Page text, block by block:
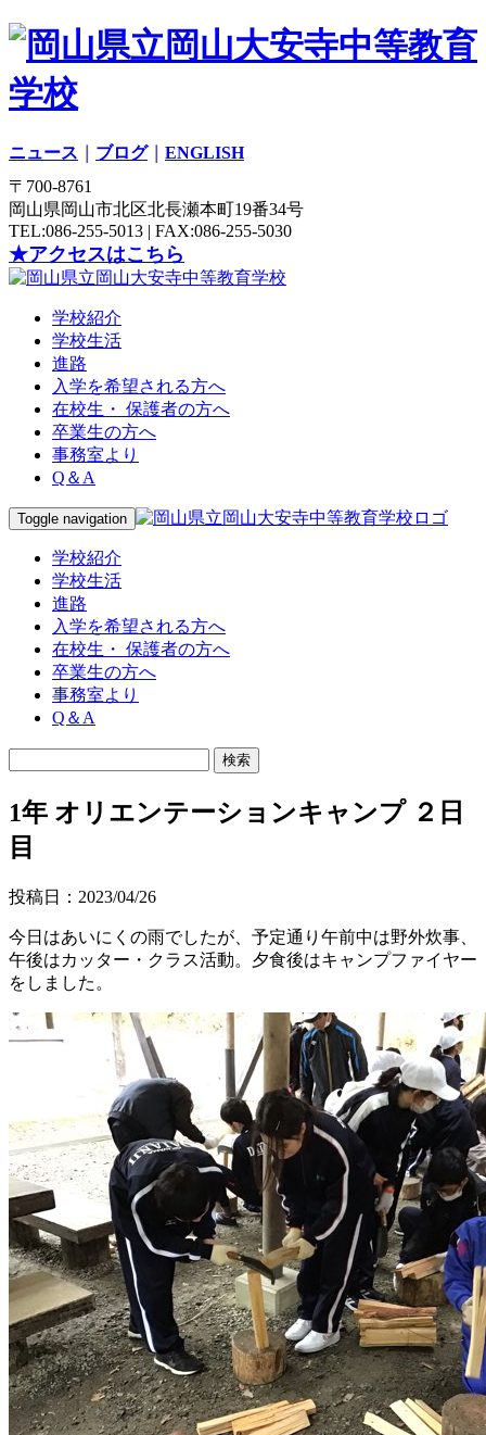
ニュース ブログ｜ ENGLISH
〒700-8761
岡山県岡山市北区北長瀬本町19番34号
TEL:086-255-5013 | FAX:086-255-5030
★アクセスはこちら
学校紹介
学校生活
進路
入学を希望される方へ
在校生・ 保護者の方へ
卒業生の方へ
事務室より
Q＆A
Toggle navigation
学校紹介
学校生活
進路
入学を希望される方へ
在校生・ 保護者の方へ
卒業生の方へ
事務室より
Q＆A
1年 オリエンテーションキャンプ ２日
目
投稿日：2023/04/26
今日はあいにくの雨でしたが、予定通り午前中は野外炊事、
午後はカッター・クラス活動。夕食後はキャンプファイヤー
をしました。